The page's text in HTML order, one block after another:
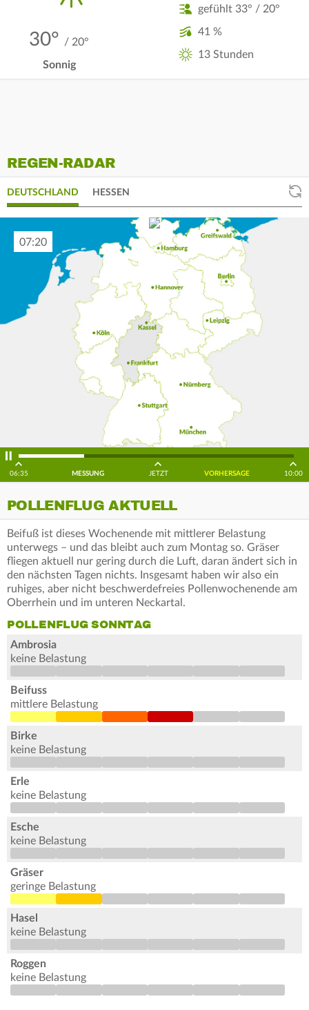
30° / 20°
Sonnig
gefühlt 33° / 20°
41 %
13 Stunden
REGEN-RADAR
DEUTSCHLAND HESSEN
07:30
06:35 MESSUNG JETZT VORHERSAGE 10:00
POLLENFLUG AKTUELL
Beifuß ist dieses Wochenende mit mittlerer Belastung
unterwegs – und das bleibt auch zum Montag so. Gräser
fliegen aktuell nur gering durch die Luft, daran ändert sich in
den nächsten Tagen nichts. Insgesamt haben wir also ein
ruhiges, aber nicht beschwerdefreies Pollenwochenende am
Oberrhein und im unteren Neckartal.
POLLENFLUG SONNTAG
Ambrosia
keine Belastung
Beifuss
mittlere Belastung
Birke
keine Belastung
Erle
keine Belastung
Esche
keine Belastung
Gräser
geringe Belastung
Hasel
keine Belastung
Roggen
keine Belastung